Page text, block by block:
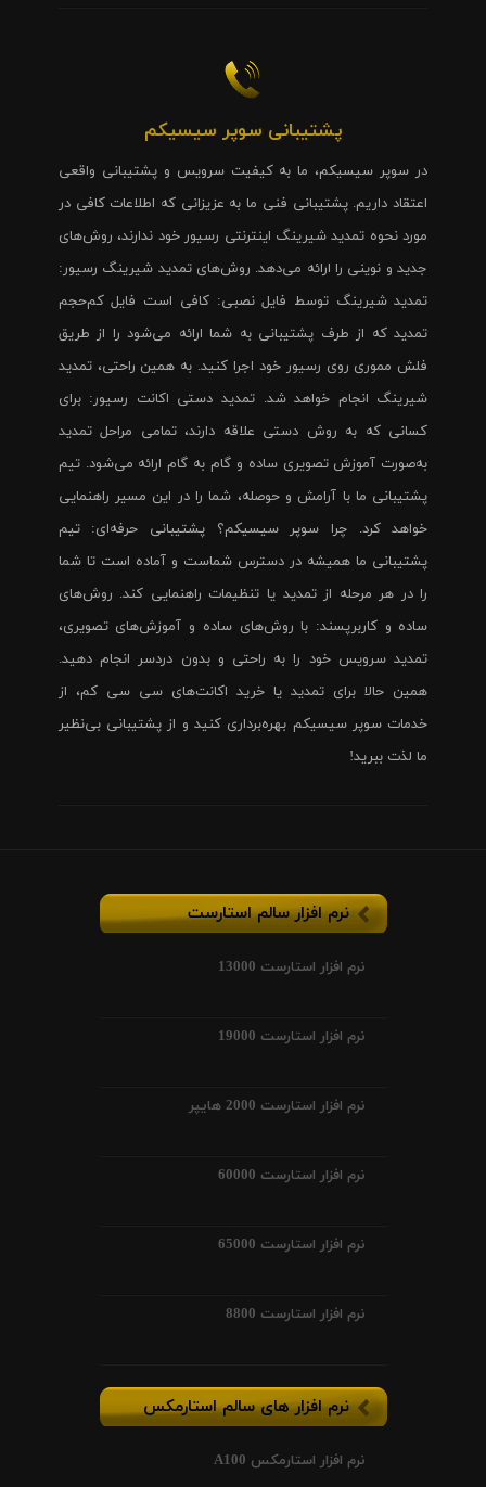
پشتیبانی سوپر سیسیکم
در سوپر سیسیکم، ما به کیفیت سرویس و پشتیبانی واقعی
اعتقاد داریم. پشتیبانی فنی ما به عزیزانی که اطلاعات کافی در
مورد نحوه تمدید شیرینگ اینترنتی رسیور خود ندارند، روش‌های
جدید و نوینی را ارائه می‌دهد. روش‌های تمدید شیرینگ رسیور:
تمدید شیرینگ توسط فایل نصبی: کافی است فایل کم‌حجم
تمدید که از طرف پشتیبانی به شما ارائه می‌شود را از طریق
فلش مموری روی رسیور خود اجرا کنید. به همین راحتی، تمدید
شیرینگ انجام خواهد شد. تمدید دستی اکانت رسیور: برای
کسانی که به روش دستی علاقه دارند، تمامی مراحل تمدید
به‌صورت آموزش تصویری ساده و گام به گام ارائه می‌شود. تیم
پشتیبانی ما با آرامش و حوصله، شما را در این مسیر راهنمایی
خواهد کرد. چرا سوپر سیسیکم؟ پشتیبانی حرفه‌ای: تیم
پشتیبانی ما همیشه در دسترس شماست و آماده است تا شما
را در هر مرحله از تمدید یا تنظیمات راهنمایی کند. روش‌های
ساده و کاربرپسند: با روش‌های ساده و آموزش‌های تصویری،
تمدید سرویس خود را به راحتی و بدون دردسر انجام دهید.
همین حالا برای تمدید یا خرید اکانت‌های سی سی کم، از
خدمات سوپر سیسیکم بهره‌برداری کنید و از پشتیبانی بی‌نظیر
ما لذت ببرید!
نرم افزار سالم استارست
نرم افزار استارست 13000
نرم افزار استارست 19000
نرم افزار استارست 2000 هایپر
نرم افزار استارست 60000
نرم افزار استارست 65000
نرم افزار استارست 8800
نرم افزار های سالم استارمکس
نرم افزار استارمکس A100